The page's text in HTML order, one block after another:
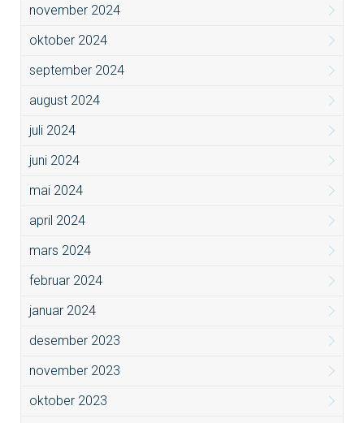
november 2024
oktober 2024
september 2024
august 2024
juli 2024
juni 2024
mai 2024
april 2024
mars 2024
februar 2024
januar 2024
desember 2023
november 2023
oktober 2023